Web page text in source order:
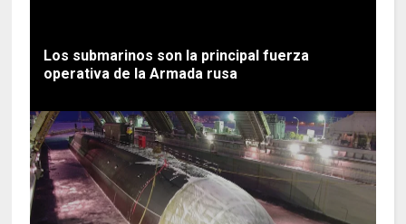
Los submarinos son la principal fuerza
operativa de la Armada rusa